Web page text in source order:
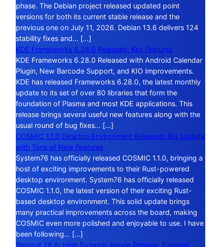
phase. The Debian project released updated point
versions for both its current stable release and the
previous one on July 11, 2026. Debian 13.6 delivers 124
stability fixes and… […]
KDE Frameworks 6.28.0 Released: Key Features
KDE Frameworks 6.28.0 Released with Android Calendar
Plugin, New Barcode Support, and KIO Improvements.
KDE has released Frameworks 6.28.0, the latest monthly
update to its set of over 80 libraries that form the
foundation of Plasma and most KDE applications. This
release brings several useful new features along with the
usual round of bug fixes… […]
COSMIC 1.1.0 Desktop Environment Released: Big Update
with Tons of New Features
System76 has officially released COSMIC 1.1.0, bringing a
host of exciting improvements to their Rust-powered
desktop environment. System76 has officially released
COSMIC 1.1.0, the latest version of their exciting Rust-
based desktop environment. This solid update brings
many practical improvements across the board, making
COSMIC even more polished and enjoyable to use. I have
been following… […]
Shotcut 26.6: High Dynamic Range Preview, External